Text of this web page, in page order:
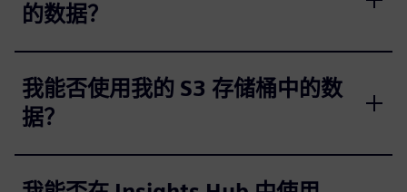
的数据？
我能否使用我的 S3 存储桶中的数
据？